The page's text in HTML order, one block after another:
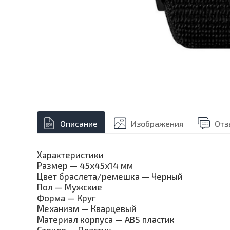
Описание Изображения
Характеристики
Размер — 45x45x14 мм
Цвет браслета/ремешка — Черный
Пол — Мужские
Форма — Круг
Механизм — Кварцевый
Материал корпуса — ABS пластик